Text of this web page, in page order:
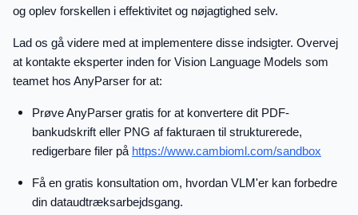
og oplev forskellen i effektivitet og nøjagtighed selv.
Lad os gå videre med at implementere disse indsigter. Overvej
at kontakte eksperter inden for Vision Language Models som
teamet hos AnyParser for at:
Prøve AnyParser gratis for at konvertere dit PDF-
bankudskrift eller PNG af fakturaen til strukturerede,
redigerbare filer på https://www.cambioml.com/sandbox
Få en gratis konsultation om, hvordan VLM'er kan forbedre
din dataudtræksarbejdsgang.